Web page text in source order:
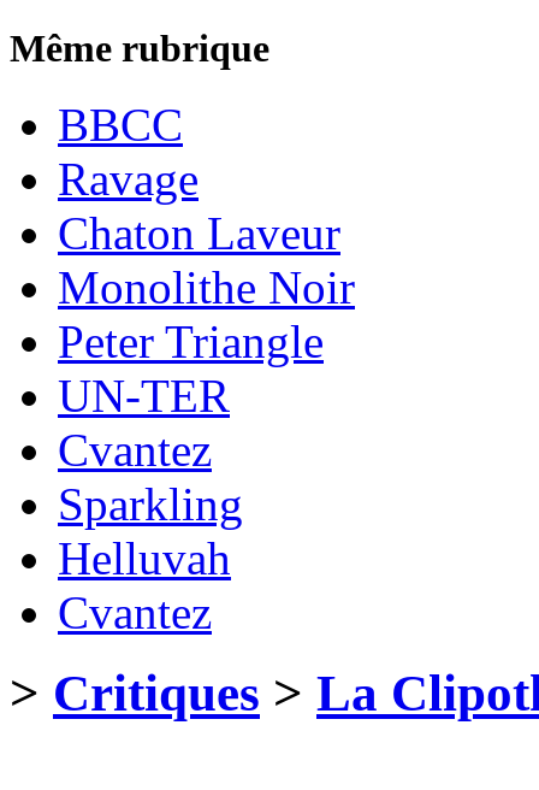
Même rubrique
BBCC
Ravage
Chaton Laveur
Monolithe Noir
Peter Triangle
UN-TER
Cvantez
Sparkling
Helluvah
Cvantez
> Critiques > La